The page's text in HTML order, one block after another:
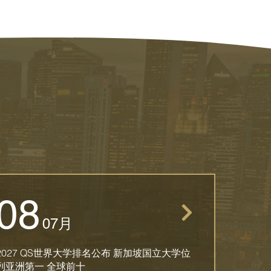
07月
QS世界大学排名公布 新加坡国立大学位
亚洲第一 全球前十